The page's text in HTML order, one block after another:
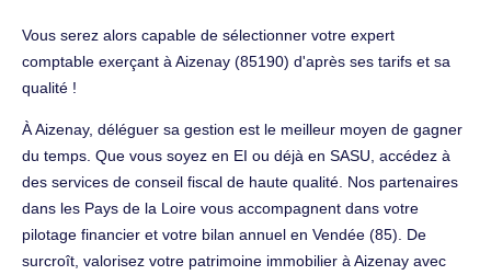
Vous serez alors capable de sélectionner votre expert
comptable exerçant à Aizenay (85190) d'après ses tarifs et sa
qualité !
À Aizenay, déléguer sa gestion est le meilleur moyen de gagner
du temps. Que vous soyez en EI ou déjà en SASU, accédez à
des services de conseil fiscal de haute qualité. Nos partenaires
dans les Pays de la Loire vous accompagnent dans votre
pilotage financier et votre bilan annuel en Vendée (85). De
surcroît, valorisez votre patrimoine immobilier à Aizenay avec